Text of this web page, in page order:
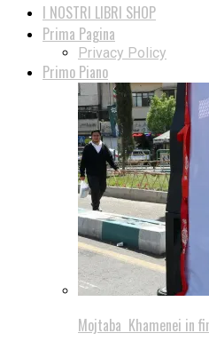
I NOSTRI LIBRI SHOP
Prima Pagina
Privacy Policy
Primo Piano
Mojtaba Khamenei in